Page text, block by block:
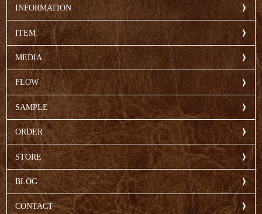
INFORMATION
ITEM
MEDIA
FLOW
SAMPLE
ORDER
STORE
BLOG
CONTACT